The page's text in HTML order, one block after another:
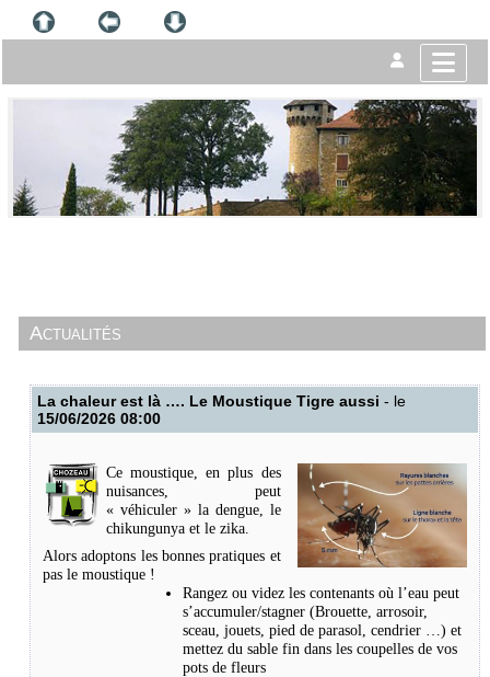
Actualités
La chaleur est là …. Le Moustique Tigre aussi - le
15/06/2026 08:00
Ce moustique, en plus des
nuisances, peut
« véhiculer » la dengue, le
chikungunya et le zika.
Alors adoptons les bonnes pratiques et
pas le moustique !
Rangez ou videz les contenants où l’eau peut
s’accumuler/stagner (Brouette, arrosoir,
sceau, jouets, pied de parasol, cendrier …) et
mettez du sable fin dans les coupelles de vos
pots de fleurs